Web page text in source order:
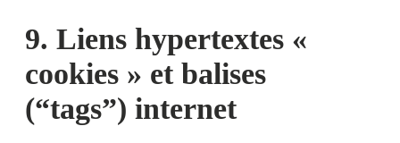
9. Liens hypertextes «
cookies » et balises
(“tags”) internet